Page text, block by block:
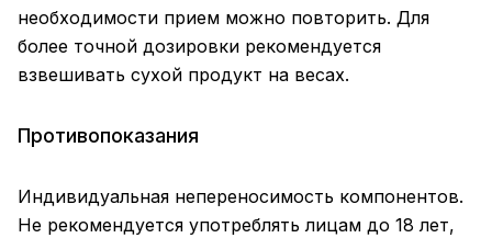
необходимости прием можно повторить. Для
более точной дозировки рекомендуется
взвешивать сухой продукт на весах.
Противопоказания
Индивидуальная непереносимость компонентов.
Не рекомендуется употреблять лицам до 18 лет,